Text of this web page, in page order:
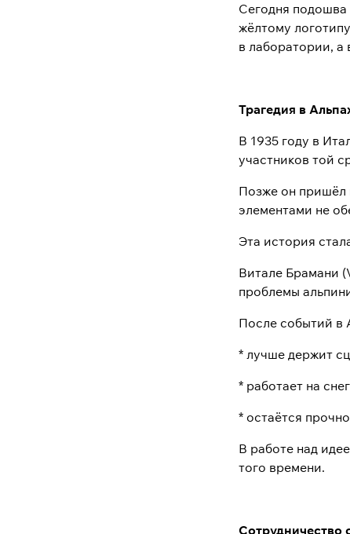
Сегодня подошва
жёлтому
в лаборатории, а
Трагедия в
В 1935 году в
участников той
Позже он пришёл
элементами не
Эта история
Витале Брамани
проблемы
После событий в
* лучше держит
* работает на
* остаётся
В работе над
того времени.
Сотрудничество